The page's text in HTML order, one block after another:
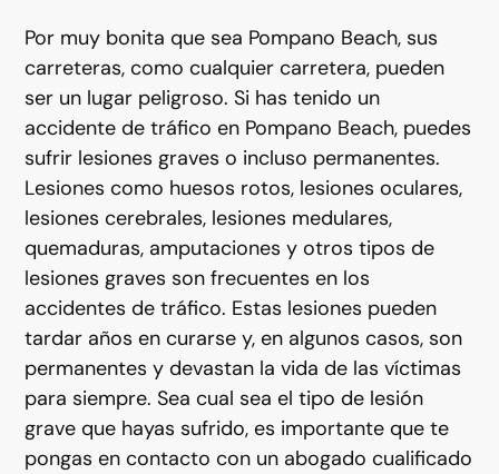
Por muy bonita que sea Pompano Beach, sus
carreteras, como cualquier carretera, pueden
ser un lugar peligroso. Si has tenido un
accidente de tráfico en Pompano Beach, puedes
sufrir lesiones graves o incluso permanentes.
Lesiones como huesos rotos, lesiones oculares,
lesiones cerebrales, lesiones medulares,
quemaduras, amputaciones y otros tipos de
lesiones graves son frecuentes en los
accidentes de tráfico. Estas lesiones pueden
tardar años en curarse y, en algunos casos, son
permanentes y devastan la vida de las víctimas
para siempre. Sea cual sea el tipo de lesión
grave que hayas sufrido, es importante que te
pongas en contacto con un abogado cualificado